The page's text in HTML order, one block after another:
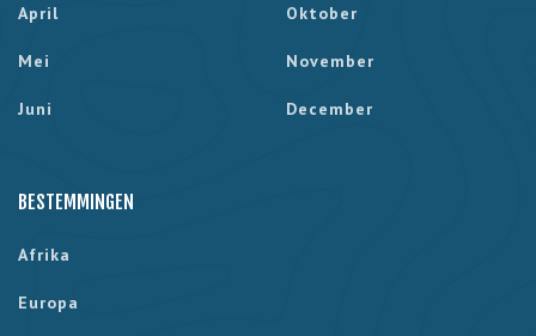
April
Mei
Juni
Oktober
November
December
BESTEMMINGEN
Afrika
Europa